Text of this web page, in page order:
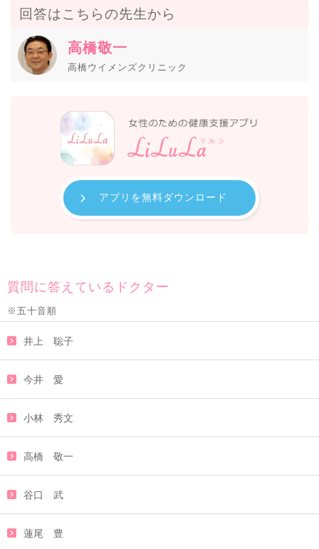
回答はこちらの先生から
高橋敬一
高橋ウイメンズクリニック
アプリを無料ダウンロード
質問に答えているドクター
※五十音順
井上 聡子
今井 愛
小林 秀文
高橋 敬一
谷口 武
蓮尾 豊